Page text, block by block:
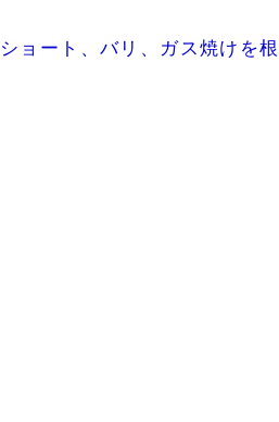
ショート、バリ、ガス焼けを